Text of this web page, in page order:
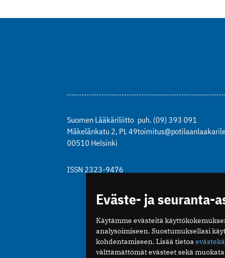
Suomen Lääkäriliitto
Mäkelänkatu 2, PL 49
00510 Helsinki
puh. (09) 393 091
ISSN 2323-9476
Eväste- ja seuranta-
Käytämme evästeitä
analysoimiseen. Suostumuksellasi
kohdentamiseen. Lisää tietoa
välttämättömät evästeet sekä